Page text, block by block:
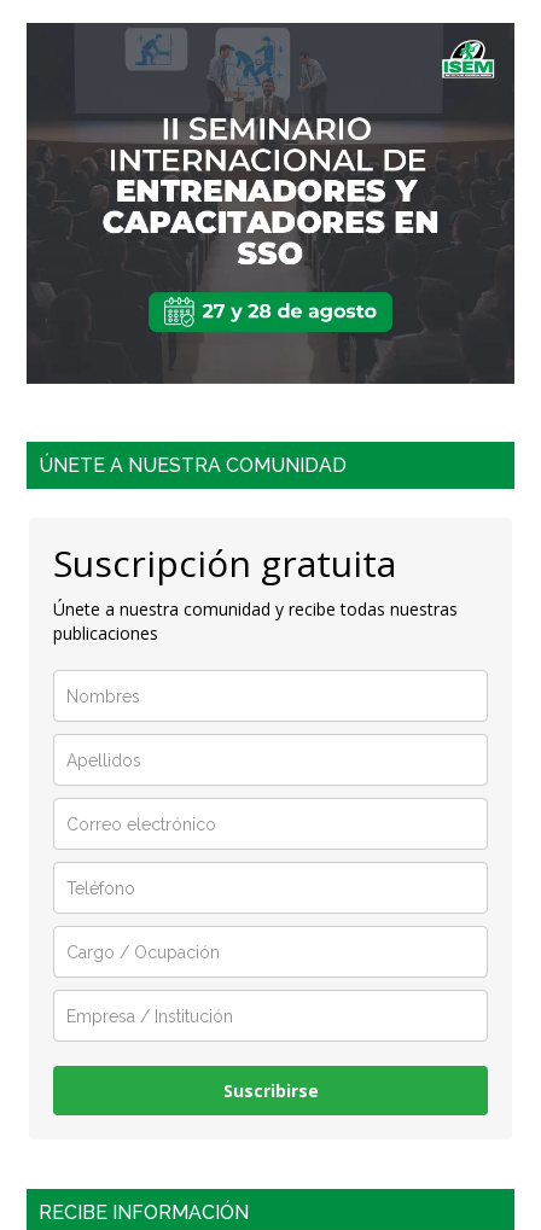
ÚNETE A NUESTRA COMUNIDAD
Suscripción gratuita
Únete a nuestra comunidad y recibe todas nuestras
publicaciones
Suscribirse
RECIBE INFORMACIÓN